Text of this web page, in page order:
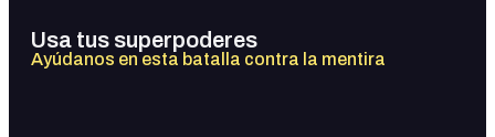
Usa tus superpoderes
Ayúdanos en esta batalla contra la mentira